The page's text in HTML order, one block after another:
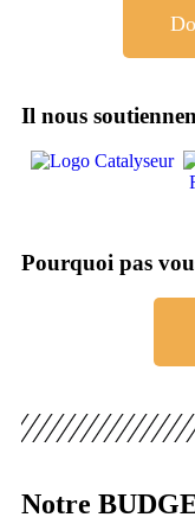
Il nous
Pourquoi pas
Notre